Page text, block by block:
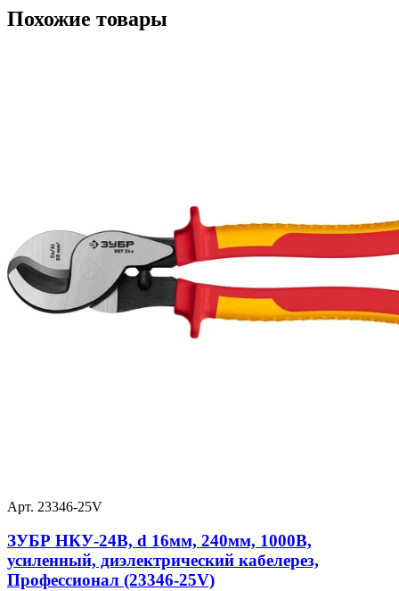
Похожие товары
Арт. 23346-25V
ЗУБР НКУ-24В, d 16мм, 240мм, 1000В,
усиленный, диэлектрический кабелерез,
Профессионал (23346-25V)